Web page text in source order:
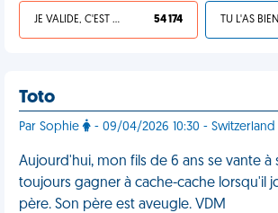
JE VALIDE, C'EST UNE VDM 54 174
Toto
Par Sophie - 09/04/2026 10:30 -
Aujourd'hui, mon fils de 6 ans se vante à
toujours gagner à cache-cache lorsqu'il
père. Son père est aveugle. VDM